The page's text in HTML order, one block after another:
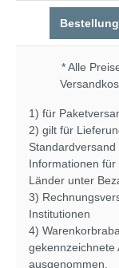
* Alle
1) für
2) gilt für
Informationen
Länder unter
3)
Institutionen
4)
gekennzeichnete
ausgenommen.